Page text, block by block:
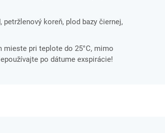
koreň, plod bazy čiernej,
mieste pri teplote do 25°C, mimo
po dátume exspirácie!